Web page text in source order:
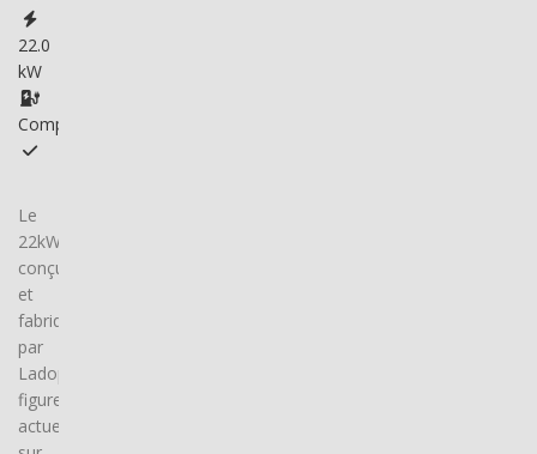
22.0
kW
Compatible
Le
22kW,
conçu
et
fabriqué
par
Ladop,
figure
actuellement